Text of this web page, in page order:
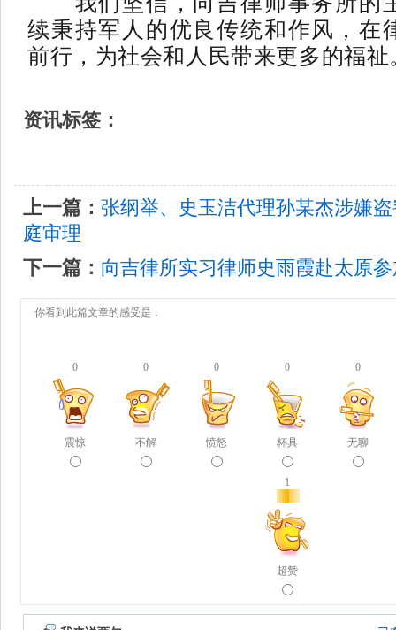
续秉持军人的优良传统和作风，在
前行，为社会和人民带来更多的福祉
资讯标签：
上一篇： 张纲举、史玉洁代理孙某杰涉嫌
庭审理
下一篇： 向吉律所实习律师史雨霞赴太原
你看到此篇文章的感受是：
0
震惊
0
不解
0
愤怒
0
杯具
0
无聊
1
超赞